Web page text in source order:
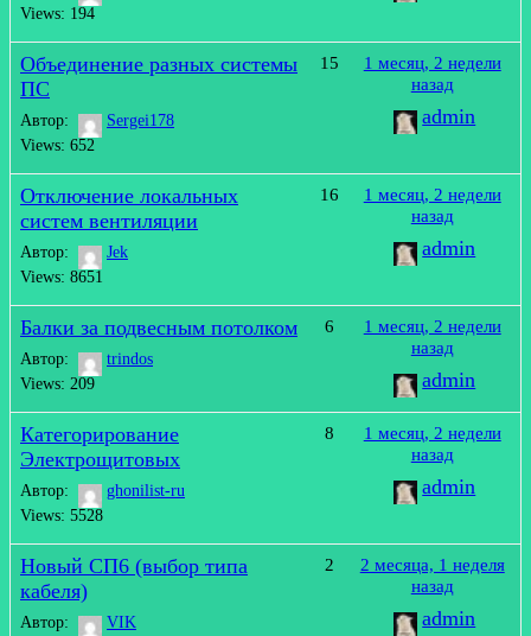
Views: 194
Объединение разных системы
ПС
Автор:
Sergei178
Views: 652
15
1 месяц, 2 недели
назад
admin
Отключение локальных
систем вентиляции
Автор:
Jek
Views: 8651
16
1 месяц, 2 недели
назад
admin
Балки за подвесным потолком
Автор:
trindos
Views: 209
6
1 месяц, 2 недели
назад
admin
Категорирование
Электрощитовых
Автор:
ghonilist-ru
Views: 5528
8
1 месяц, 2 недели
назад
admin
Новый СП6 (выбор типа
кабеля)
Автор:
VIK
2
2 месяца, 1 неделя
назад
admin